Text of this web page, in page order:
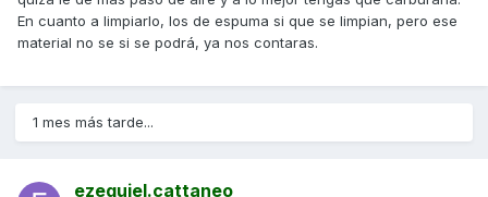
En cuanto a limpiarlo, los de espuma si que se limpian, pero ese
material no se si se podrá, ya nos contaras.
1 mes más tarde...
ezequiel.cattaneo